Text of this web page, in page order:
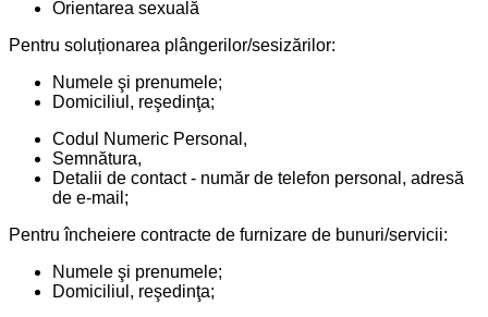
Orientarea sexuală
Pentru soluționarea plângerilor/sesizărilor:
Numele şi prenumele;
Domiciliul, reşedinţa;
Codul Numeric Personal,
Semnătura,
Detalii de contact - număr de telefon personal, adresă
de e-mail;
Pentru încheiere contracte de furnizare de bunuri/servicii:
Numele şi prenumele;
Domiciliul, reşedinţa;